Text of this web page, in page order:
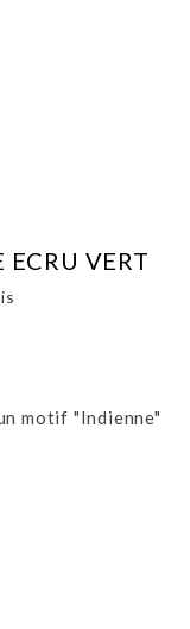
VERT
motif "Indienne"